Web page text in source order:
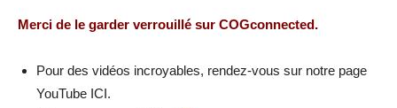
Merci de le garder verrouillé sur COGconnected.
Pour des vidéos incroyables, rendez-vous sur notre page
YouTube ICI.